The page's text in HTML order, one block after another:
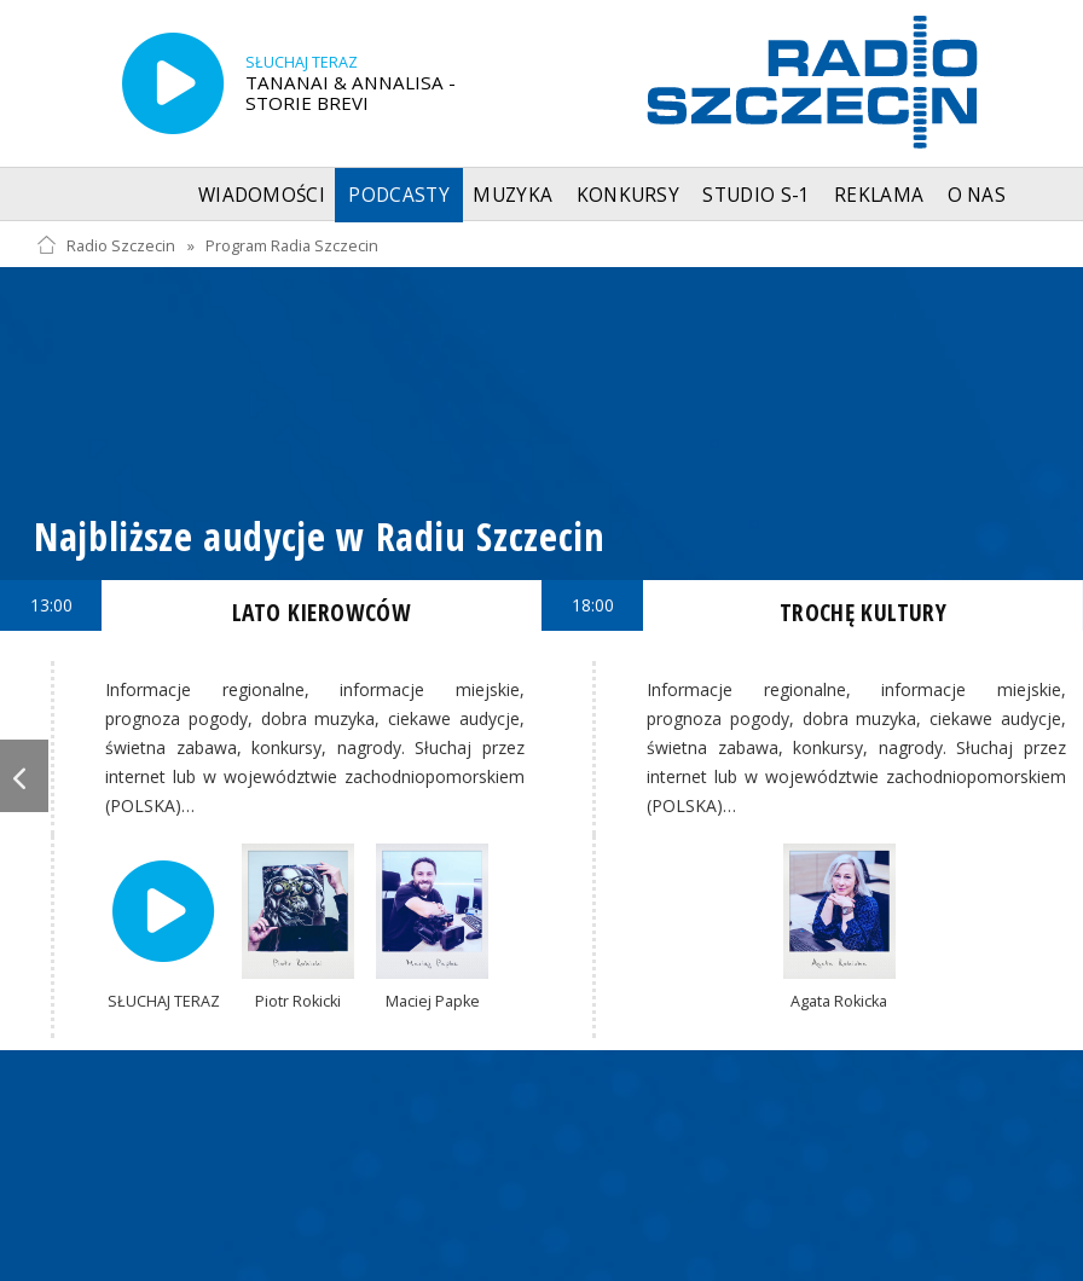
SŁUCHAJ TERAZ
TANANAI & ANNALISA -
STORIE BREVI
WIADOMOŚCI PODCASTY MUZYKA KONKURSY STUDIO S-1 REKLAMA O NAS
Radio Szczecin » Program Radia Szczecin
Najbliższe audycje w Radiu Szczecin
13:00 LATO KIEROWCÓW
Informacje regionalne, informacje miejskie,
prognoza pogody, dobra muzyka, ciekawe audycje,
świetna zabawa, konkursy, nagrody. Słuchaj przez
internet lub w województwie zachodniopomorskiem
(POLSKA)…
SŁUCHAJ TERAZ Piotr Rokicki Maciej Papke
18:00 TROCHĘ KULTURY
Informacje regionalne, informacje miejskie,
prognoza pogody, dobra muzyka, ciekawe audycje,
świetna zabawa, konkursy, nagrody. Słuchaj przez
internet lub w województwie zachodniopomorskiem
(POLSKA)…
Agata Rokicka